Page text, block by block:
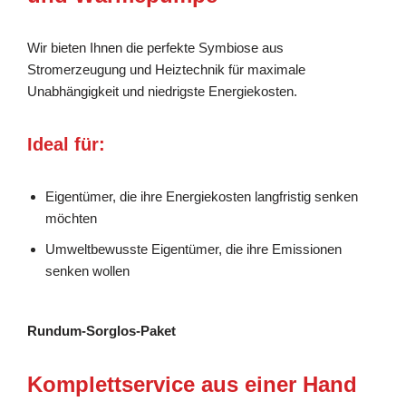
Wir bieten Ihnen die perfekte Symbiose aus
Stromerzeugung und Heiztechnik für maximale
Unabhängigkeit und niedrigste Energiekosten.
Ideal für:
Eigentümer, die ihre Energiekosten langfristig senken
möchten
Umweltbewusste Eigentümer, die ihre Emissionen
senken wollen
Rundum-Sorglos-Paket
Komplettservice aus einer Hand